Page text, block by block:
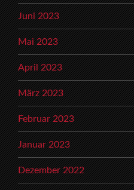
Juni 2023
Mai 2023
April 2023
März 2023
Februar 2023
Januar 2023
Dezember 2022